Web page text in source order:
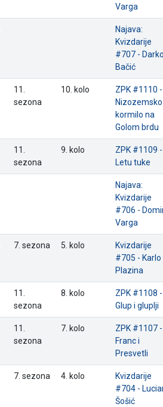
Varga
Najava:
Kvizdarije
#707 -
Bačić
11.
sezona
10. kolo
ZPK #1110 -
Nizozemsko
kormilo na
Golom brdu
11.
sezona
9. kolo
ZPK #1109 -
Letu tuke
Najava:
Kvizdarije
#706 -
Varga
7. sezona 5. kolo
Kvizdarije
#705 - Karlo
Plazina
11.
sezona
8. kolo
ZPK #1108 -
Glup i gluplji
11.
sezona
7. kolo
ZPK #1107 -
Franc i
Presvetli
7. sezona 4. kolo
Kvizdarije
#704 -
Šošić